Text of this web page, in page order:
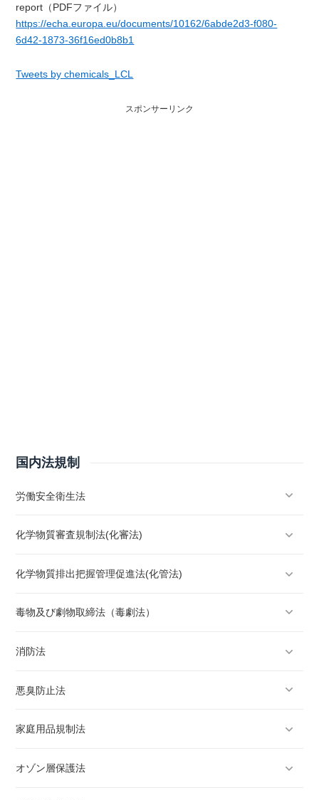
report（PDFファイル）
https://echa.europa.eu/documents/10162/6abde2d3-f080-
6d42-1873-36f16ed0b8b1
Tweets by chemicals_LCL
スポンサーリンク
国内法規制
労働安全衛生法
化学物質審査規制法(化審法)
化学物質排出把握管理促進法(化管法)
毒物及び劇物取締法（毒劇法）
消防法
悪臭防止法
家庭用品規制法
オゾン層保護法